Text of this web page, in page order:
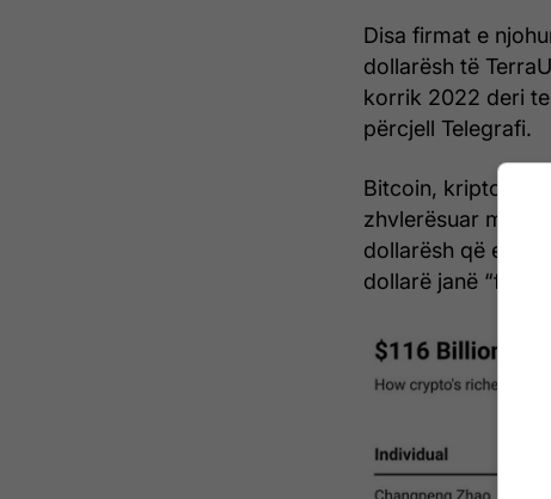
Disa firmat e
dollarësh të
korrik 2022 deri
përcjell Telegrafi.
Bitcoin,
zhvlerësuar me
dollarësh që e
dollarë janë